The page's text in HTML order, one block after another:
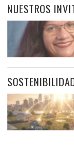
NUESTROS